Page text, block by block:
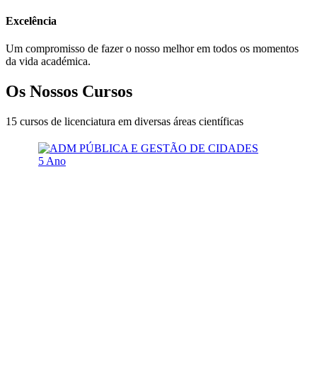
Excelência
Um compromisso de fazer o nosso melhor em todos os momentos
da vida académica.
Os Nossos Cursos
15 cursos de licenciatura em diversas áreas científicas
5 Ano